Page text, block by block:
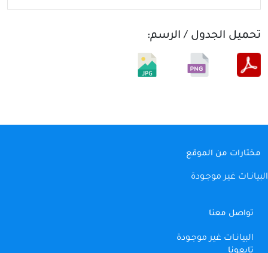
تحميل الجدول / الرسم:
مختارات من الموقع
البيانـات غير موجـودة
تواصل معنا
البيانـات غير موجـودة
تابعونا